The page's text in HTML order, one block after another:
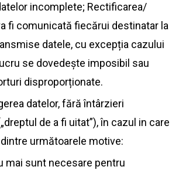
incomplete; Rectificarea/
fi comunicată fiecărui destinatar la
datele, cu excepția cazului
se dovedește imposibil sau
disproporționate.
datelor, fără întârzieri
de a fi uitat”), în cazul in care
următoarele motive:
mai sunt necesare pentru